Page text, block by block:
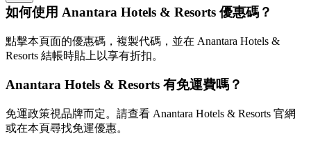
如何使用 Anantara Hotels & Resorts 優惠碼？
點擊本頁面的優惠碼，複製代碼，並在 Anantara Hotels &
Resorts 結帳時貼上以享有折扣。
Anantara Hotels & Resorts 有免運費嗎？
免運政策視品牌而定。請查看 Anantara Hotels & Resorts 官網
或在本頁尋找免運優惠。